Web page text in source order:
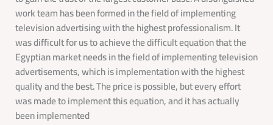
work team has been formed in the field of implementing
television advertising with the highest professionalism. It
was difficult for us to achieve the difficult equation that the
Egyptian market needs in the field of implementing television
advertisements, which is implementation with the highest
quality and the best. The price is possible, but every effort
was made to implement this equation, and it has actually
been implemented